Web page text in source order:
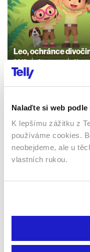
Nalaďte si web podle
K lepšímu zážitku z
používáme cookies.
neobejdeme, ale u
vlastních rukou.
Leo, ochránce
2015 | Singapur | 11 min
Dokumenty / Cestopisný
Sledujte
Sledovat
po celé